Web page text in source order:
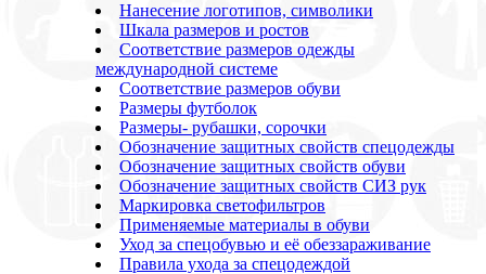
Нанесение логотипов, символики
Шкала размеров и ростов
Соответствие размеров одежды
международной системе
Соответствие размеров обуви
Размеры футболок
Размеры- рубашки, сорочки
Обозначение защитных свойств спецодежды
Обозначение защитных свойств обуви
Обозначение защитных свойств СИЗ рук
Маркировка светофильтров
Применяемые материалы в обуви
Уход за спецобувью и её обеззараживание
Правила ухода за спецодеждой